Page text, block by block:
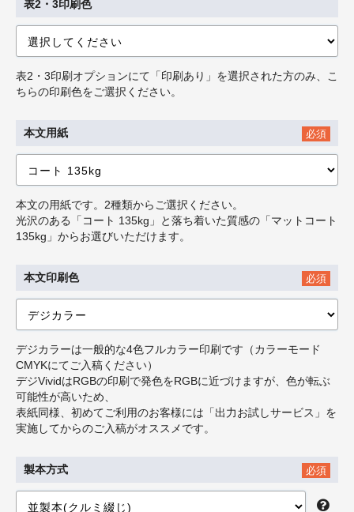
表2・3印刷色
表2・3印刷オプションにて「印刷あり」を選択された方のみ、こ
ちらの印刷色をご選択ください。
本文用紙 必須
本文の用紙です。2種類からご選択ください。
光沢のある「コート 135kg」と落ち着いた質感の「マットコート
135kg」からお選びいただけます。
本文印刷色 必須
デジカラーは一般的な4色フルカラー印刷です（カラーモード
CMYKにてご入稿ください）
デジVividはRGBの印刷で発色をRGBに近づけますが、色が転ぶ
可能性が高いため、
表紙同様、初めてご利用のお客様には「出力お試しサービス」を
実施してからのご入稿がオススメです。
製本方式 必須